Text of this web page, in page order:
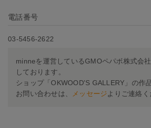
電話番号
03-5456-2622
minneを運営しているGMOペパボ株式会
しております。
ショップ「OKWOOD'S GALLERY」の作
お問い合わせは、
メッセージよりご連絡く